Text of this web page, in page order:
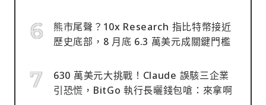
熊市尾聲？10x Research 指比特幣接近
歷史底部，8 月底 6.3 萬美元成關鍵門檻
630 萬美元大挑戰！Claude 誤駭三企業
引恐慌，BitGo 執行長曬錢包嗆：來拿啊